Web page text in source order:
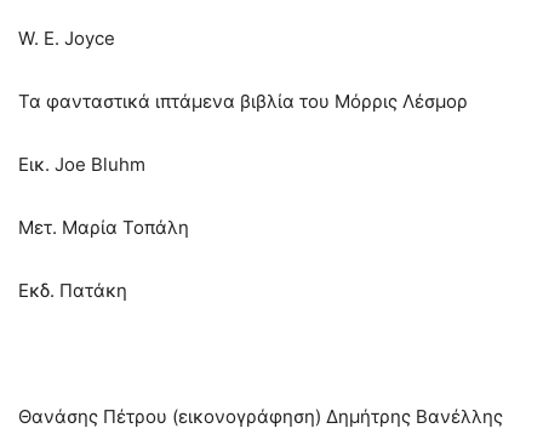
W. E. Joyce
Τα φανταστικά ιπτάμενα βιβλία του Μόρρις Λέσμορ
Εικ. Joe Bluhm
Μετ. Μαρία Τοπάλη
Εκδ. Πατάκη
Θανάσης Πέτρου (εικονογράφηση) Δημήτρης Βανέλλης